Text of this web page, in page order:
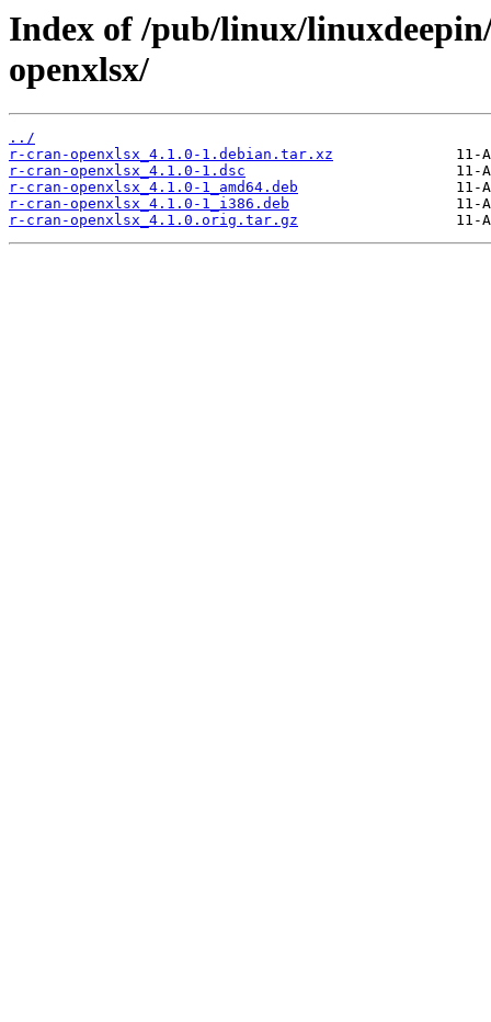
Index of /pub/linux/
openxlsx/
../
r-cran-openxlsx_4.1.0-1.debian.tar.xz
r-cran-openxlsx_4.1.0-1.dsc
r-cran-openxlsx_4.1.0-1_amd64.deb
r-cran-openxlsx_4.1.0-1_i386.deb
r-cran-openxlsx_4.1.0.orig.tar.gz